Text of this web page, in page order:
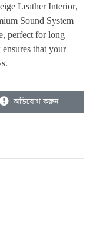
Leather Interior,
Sound System
perfect for long
that your
অভিযোগ করুন